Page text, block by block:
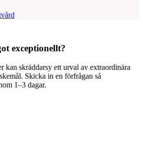
exceptionellt?
kan skräddarsy ett urval av extraordinära
Skicka in en förfrågan så
1–3 dagar.